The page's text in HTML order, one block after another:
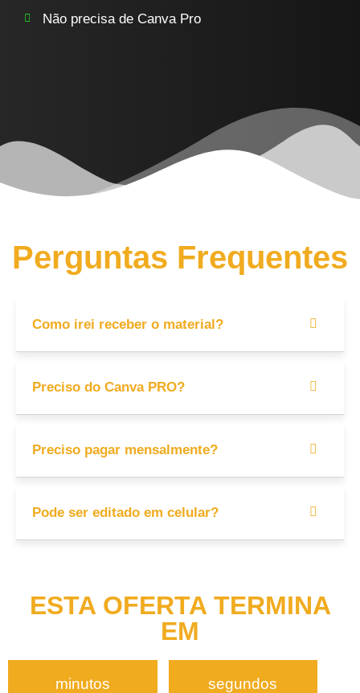
Não precisa de Canva Pro
Perguntas Frequentes
Como irei receber o material?
Preciso do Canva PRO?
Preciso pagar mensalmente?
Pode ser editado em celular?
ESTA OFERTA TERMINA
EM
minutos segundos